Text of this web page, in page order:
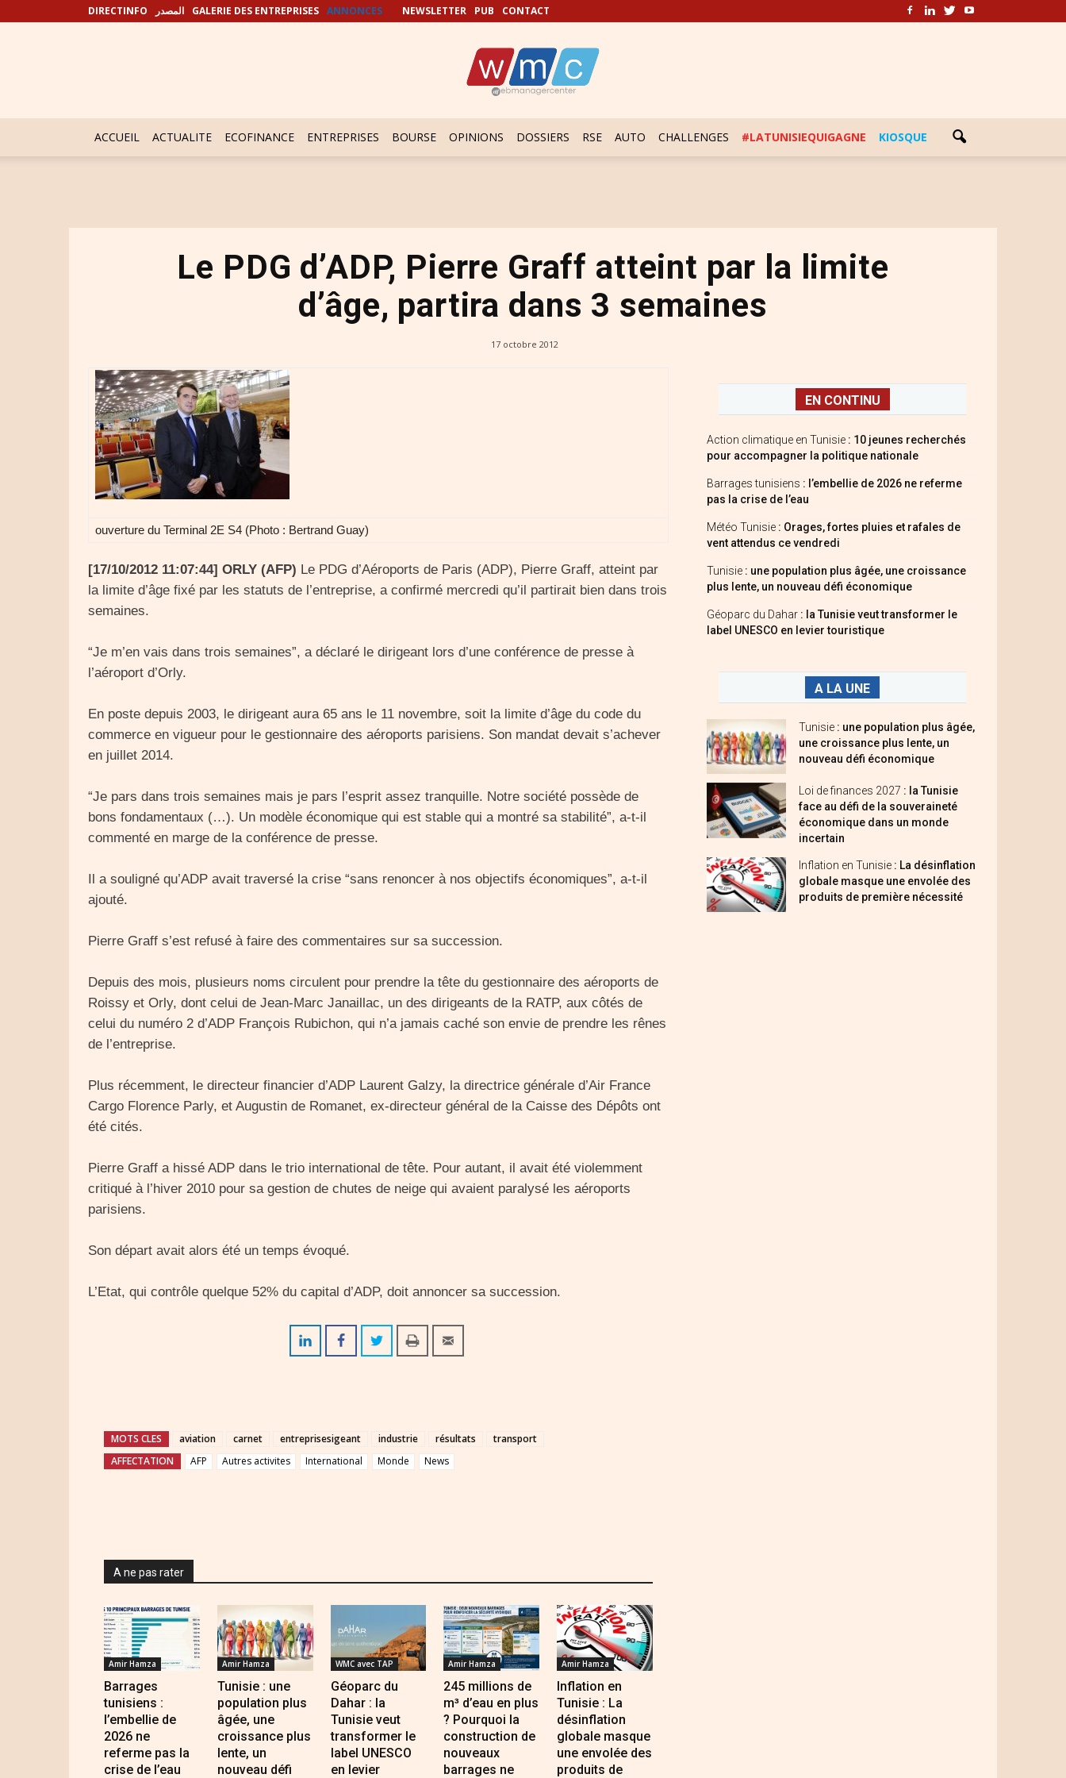
DIRECTINFO المصدر GALERIE DES ENTREPRISES ANNONCES NEWSLETTER PUB CONTACT
ACCUEIL ACTUALITE ECOFINANCE ENTREPRISES BOURSE OPINIONS DOSSIERS RSE AUTO CHALLENGES #LATUNISIEQUIGAGNE KIOSQUE
Le PDG d’ADP, Pierre Graff atteint par la limite
d’âge, partira dans 3 semaines
17 octobre 2012
ouverture du Terminal 2E S4 (Photo : Bertrand Guay)
[17/10/2012 11:07:44] ORLY (AFP) Le PDG d’Aéroports de Paris (ADP), Pierre Graff, atteint par
la limite d’âge fixé par les statuts de l’entreprise, a confirmé mercredi qu’il partirait bien dans trois
semaines.
“Je m’en vais dans trois semaines”, a déclaré le dirigeant lors d’une conférence de presse à
l’aéroport d’Orly.
En poste depuis 2003, le dirigeant aura 65 ans le 11 novembre, soit la limite d’âge du code du
commerce en vigueur pour le gestionnaire des aéroports parisiens. Son mandat devait s’achever
en juillet 2014.
“Je pars dans trois semaines mais je pars l’esprit assez tranquille. Notre société possède de
bons fondamentaux (…). Un modèle économique qui est stable qui a montré sa stabilité”, a-t-il
commenté en marge de la conférence de presse.
Il a souligné qu’ADP avait traversé la crise “sans renoncer à nos objectifs économiques”, a-t-il
ajouté.
Pierre Graff s’est refusé à faire des commentaires sur sa succession.
Depuis des mois, plusieurs noms circulent pour prendre la tête du gestionnaire des aéroports de
Roissy et Orly, dont celui de Jean-Marc Janaillac, un des dirigeants de la RATP, aux côtés de
celui du numéro 2 d’ADP François Rubichon, qui n’a jamais caché son envie de prendre les rênes
de l’entreprise.
Plus récemment, le directeur financier d’ADP Laurent Galzy, la directrice générale d’Air France
Cargo Florence Parly, et Augustin de Romanet, ex-directeur général de la Caisse des Dépôts ont
été cités.
Pierre Graff a hissé ADP dans le trio international de tête. Pour autant, il avait été violemment
critiqué à l’hiver 2010 pour sa gestion de chutes de neige qui avaient paralysé les aéroports
parisiens.
Son départ avait alors été un temps évoqué.
L’Etat, qui contrôle quelque 52% du capital d’ADP, doit annoncer sa succession.
MOTS CLES aviation carnet entreprisesigeant industrie résultats
transport
AFFECTATION
AFP Autres activites International Monde News
A ne pas rater
Amir Hamza
Barrages
tunisiens :
l’embellie de
2026 ne
referme pas la
crise de l’eau
Amir Hamza
Tunisie : une
population plus
âgée, une
croissance plus
lente, un
nouveau défi
WMC avec TAP
Géoparc du
Dahar : la
Tunisie veut
transformer le
label UNESCO
en levier
Amir Hamza
245 millions de
m³ d’eau en plus
? Pourquoi la
construction de
nouveaux
barrages ne
Amir Hamza
Inflation en
Tunisie : La
désinflation
globale masque
une envolée des
produits de
EN CONTINU
Action climatique en Tunisie : 10 jeunes recherchés
pour accompagner la politique nationale
Barrages tunisiens : l’embellie de 2026 ne referme
pas la crise de l’eau
Météo Tunisie : Orages, fortes pluies et rafales de
vent attendus ce vendredi
Tunisie : une population plus âgée, une croissance
plus lente, un nouveau défi économique
Géoparc du Dahar : la Tunisie veut transformer le
label UNESCO en levier touristique
A LA UNE
Tunisie : une population plus âgée,
une croissance plus lente, un
nouveau défi économique
Loi de finances 2027 : la Tunisie
face au défi de la souveraineté
économique dans un monde
incertain
Inflation en Tunisie : La désinflation
globale masque une envolée des
produits de première nécessité